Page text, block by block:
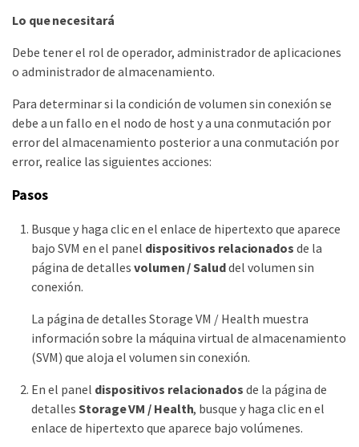
Lo que necesitará
Debe tener el rol de operador, administrador de aplicaciones
o administrador de almacenamiento.
Para determinar si la condición de volumen sin conexión se
debe a un fallo en el nodo de host y a una conmutación por
error del almacenamiento posterior a una conmutación por
error, realice las siguientes acciones:
Pasos
Busque y haga clic en el enlace de hipertexto que aparece
bajo SVM en el panel dispositivos relacionados de la
página de detalles volumen / Saluddel volumen sin
conexión.
La página de detalles Storage VM / Health muestra
información sobre la máquina virtual de almacenamiento
(SVM) que aloja el volumen sin conexión.
En el panel dispositivos relacionados de la página de
detalles Storage VM / Health, busque y haga clic en el
enlace de hipertexto que aparece bajo volúmenes.